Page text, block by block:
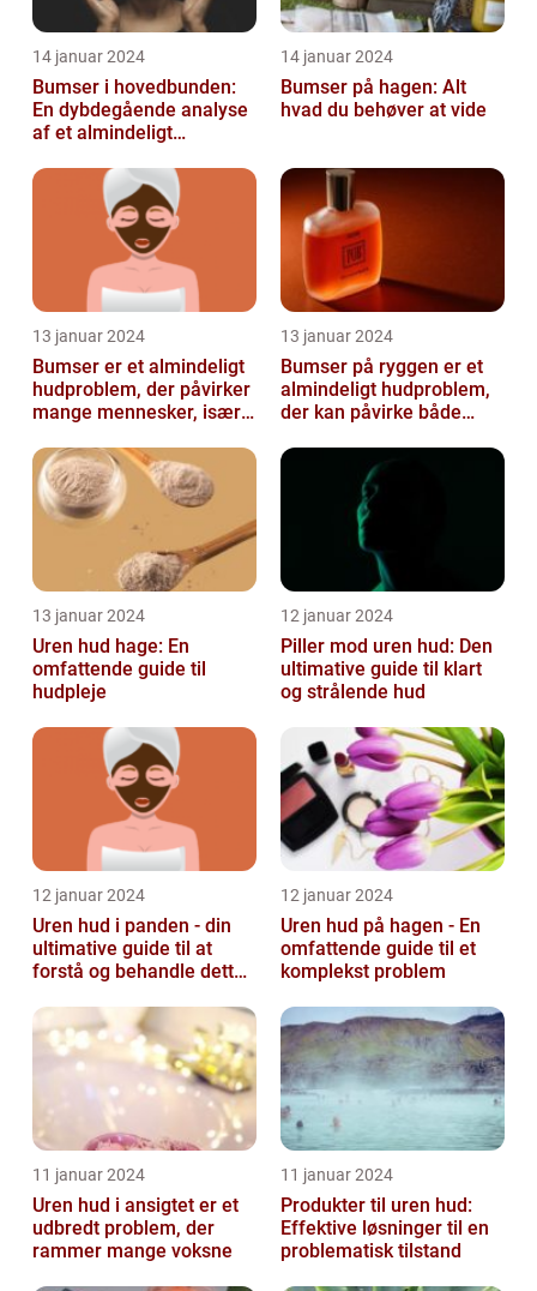
14 januar 2024
Bumser i hovedbunden:
En dybdegående analyse
af et almindeligt
14 januar 2024
Bumser på hagen: Alt
hvad du behøver at vide
13 januar 2024
Bumser er et almindeligt
hudproblem, der påvirker
mange mennesker, især i
13 januar 2024
Bumser på ryggen er et
almindeligt hudproblem,
der kan påvirke både
13 januar 2024
Uren hud hage: En
omfattende guide til
hudpleje
12 januar 2024
Piller mod uren hud: Den
ultimative guide til klart
og strålende hud
12 januar 2024
Uren hud i panden - din
ultimative guide til at
forstå og behandle dette
12 januar 2024
Uren hud på hagen - En
omfattende guide til et
komplekst problem
11 januar 2024
Uren hud i ansigtet er et
udbredt problem, der
rammer mange voksne
11 januar 2024
Produkter til uren hud:
Effektive løsninger til en
problematisk tilstand